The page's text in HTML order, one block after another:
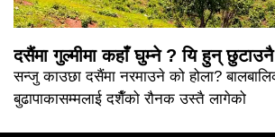
दसैंमा गुल्मीमा कहाँ घुम्ने ? यि हुन्
सन्जु काउछा दसैंमा नरमाउने को होला?
बुढापाकासम्मलाई दशैँको रौनक उस्तै लागेको